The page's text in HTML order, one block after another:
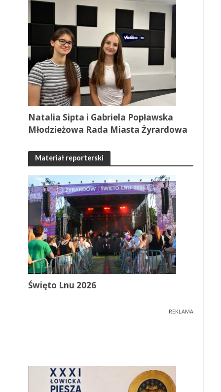
Natalia Sipta i Gabriela Popławska
Młodzieżowa Rada Miasta Żyrardowa
Materiał reporterski
Święto Lnu 2026
REKLAMA